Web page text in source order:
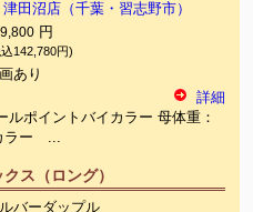
津田沼店（千葉・習志野市）
円
142,780円)
あり
詳細
ポイントバイカラー 母体重：
ラー ...
ス（ロング）
バーダップル